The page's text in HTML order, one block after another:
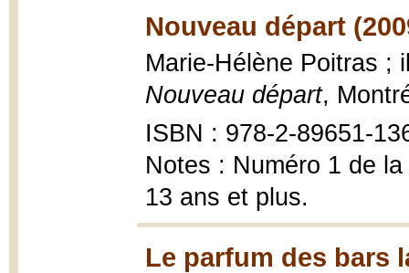
Nouveau départ
Marie-Hélène Poitras ;
Nouveau départ,
ISBN : 978-2-89651-
Notes : Numéro 1 de
13 ans et plus.
Le parfum des bars